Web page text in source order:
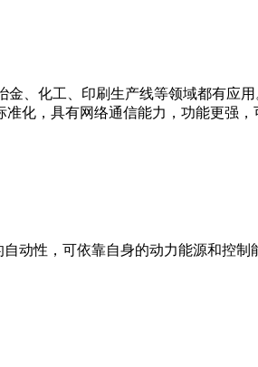
、化工、印刷生产线等领域都有应
准化，具有网络通信能力，功能更强，
动性，可依靠自身的动力能源和控